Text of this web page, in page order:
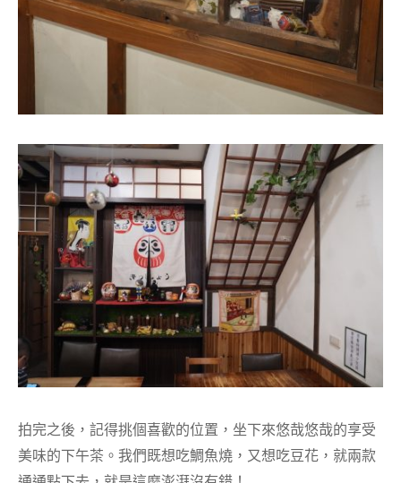
拍完之後，記得挑個喜歡的位置，坐下來悠哉悠哉的享受
美味的下午茶。我們既想吃鯛魚燒，又想吃豆花，就兩款